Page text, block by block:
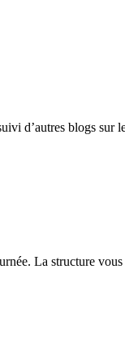
d’autres blogs sur
La structure